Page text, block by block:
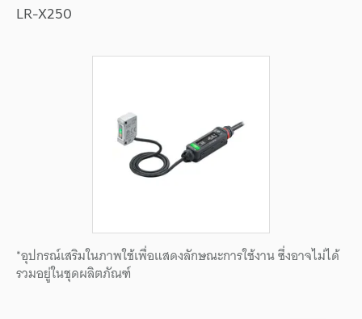
LR-X250
*อุปกรณ์เสริมในภาพใช้เพื่อแสดงลักษณะการใช้งาน ซึ่งอาจไม่ได้
รวมอยู่ในชุดผลิตภัณฑ์